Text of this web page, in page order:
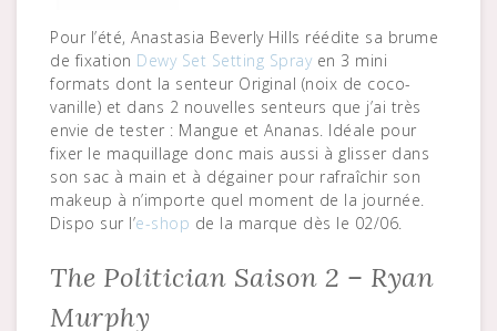
Pour l’été, Anastasia Beverly Hills réédite sa brume
de fixation Dewy Set Setting Spray en 3 mini
formats dont la senteur Original (noix de coco-
vanille) et dans 2 nouvelles senteurs que j’ai très
envie de tester : Mangue et Ananas. Idéale pour
fixer le maquillage donc mais aussi à glisser dans
son sac à main et à dégainer pour rafraîchir son
makeup à n’importe quel moment de la journée.
Dispo sur l’e-shop de la marque dès le 02/06.
The Politician Saison 2 – Ryan
Murphy